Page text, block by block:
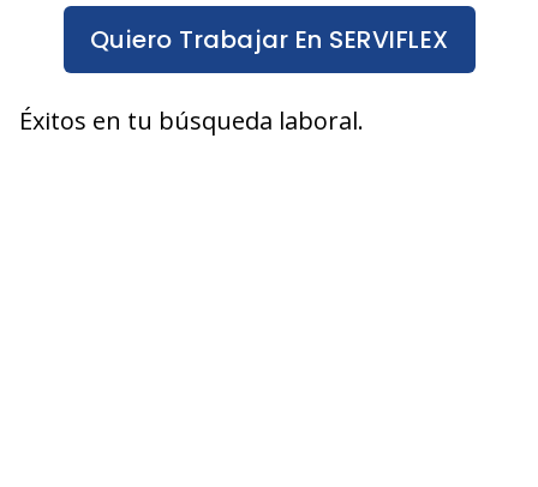
Quiero Trabajar En SERVIFLEX
Éxitos en tu búsqueda laboral.